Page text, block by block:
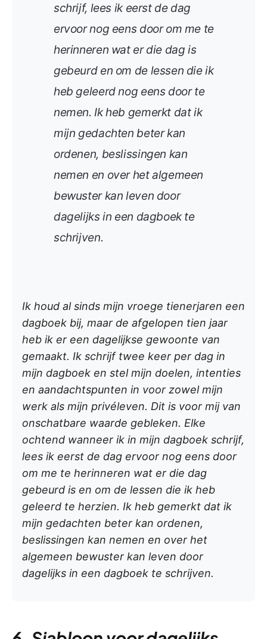
schrijf, lees ik eerst de dag
ervoor nog eens door om me te
herinneren wat er die dag is
gebeurd en om de lessen die ik
heb geleerd nog eens door te
nemen. Ik heb gemerkt dat ik
mijn gedachten beter kan
ordenen, beslissingen kan
nemen en over het algemeen
bewuster kan leven door
dagelijks in een dagboek te
schrijven.
Ik houd al sinds mijn vroege tienerjaren een
dagboek bij, maar de afgelopen tien jaar
heb ik er een dagelijkse gewoonte van
gemaakt. Ik schrijf twee keer per dag in
mijn dagboek en stel mijn doelen, intenties
en aandachtspunten in voor zowel mijn
werk als mijn privéleven. Dit is voor mij van
onschatbare waarde gebleken. Elke
ochtend wanneer ik in mijn dagboek schrijf,
lees ik eerst de dag ervoor nog eens door
om me te herinneren wat er die dag
gebeurd is en om de lessen die ik heb
geleerd te herzien. Ik heb gemerkt dat ik
mijn gedachten beter kan ordenen,
beslissingen kan nemen en over het
algemeen bewuster kan leven door
dagelijks in een dagboek te schrijven.